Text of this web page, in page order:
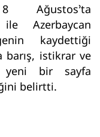
Ağustos’ta
ile Azerbaycan
kaydettiği
barış, istikrar ve
yeni bir sayfa
belirtti.